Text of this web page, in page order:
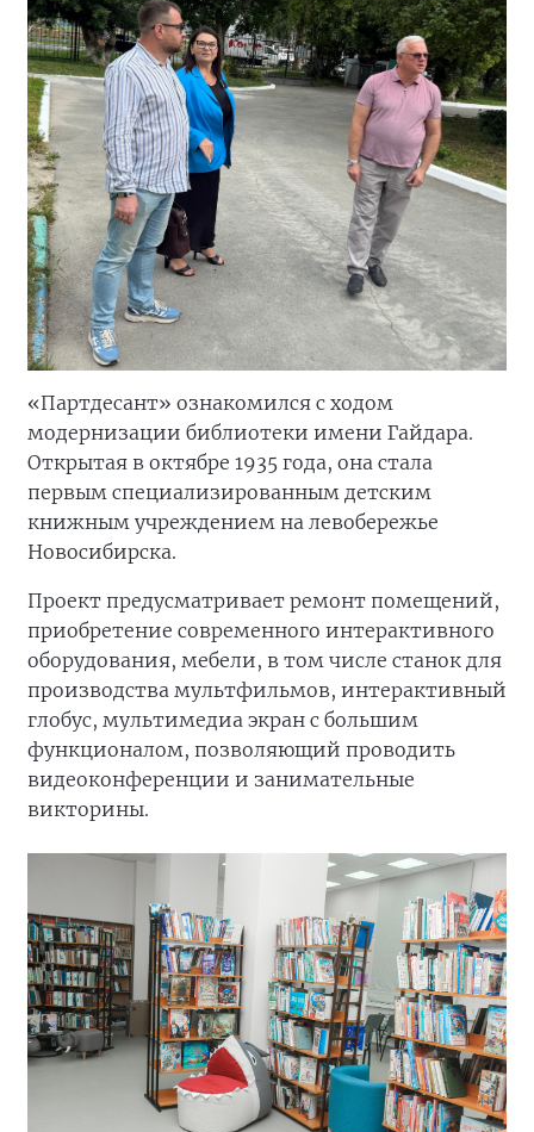
«Партдесант» ознакомился с ходом
модернизации библиотеки имени Гайдара.
Открытая в октябре 1935 года, она стала
первым специализированным детским
книжным учреждением на левобережье
Новосибирска.
Проект предусматривает ремонт помещений,
приобретение современного интерактивного
оборудования, мебели, в том числе станок для
производства мультфильмов, интерактивный
глобус, мультимедиа экран с большим
функционалом, позволяющий проводить
видеоконференции и занимательные
викторины.